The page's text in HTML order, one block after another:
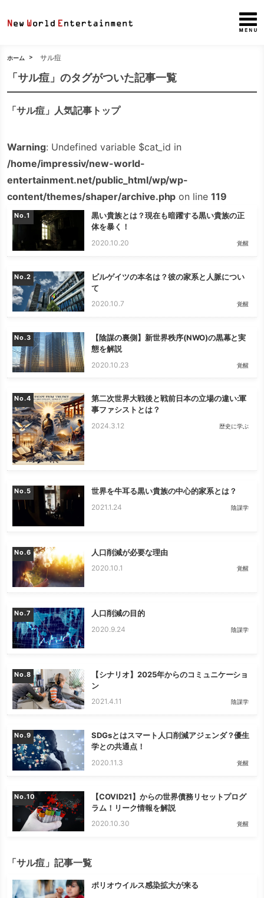
ホーム サル痘
「サル痘」のタグがついた記事一覧
「サル痘」人気記事トップ
Warning: Undefined variable $cat_id in
/home/impressiv/new-world-
entertainment.net/public_html/wp/wp-
content/themes/shaper/archive.php on line119
No.
黒い貴族とは？現在も暗躍する黒い貴族の正
体を暴く！
2020.10.20 覚醒
No.
ビルゲイツの本名は？彼の家系と人脈につい
て
2020.10.7 覚醒
No.
【陰謀の裏側】新世界秩序(NWO)の黒幕と実
態を解説
2020.10.23 覚醒
No.
第二次世界大戦後と戦前日本の立場の違い:軍
事ファシストとは？
2024.3.12 歴史に学ぶ
No. 世界を牛耳る黒い貴族の中心的家系とは？
2021.1.24 陰謀学
No. 人口削減が必要な理由
2020.10.1 覚醒
No. 人口削減の目的
2020.9.24 陰謀学
No.
【シナリオ】2025年からのコミュニケーショ
ン
2021.4.11 陰謀学
No.
SDGsとはスマート人口削減アジェンダ？優生
学との共通点！
2020.11.3 覚醒
No.
【COVID21】からの世界債務リセットプログ
ラム！リーク情報を解説
2020.10.30 覚醒
「サル痘」記事一覧
ポリオウイルス感染拡大が来る